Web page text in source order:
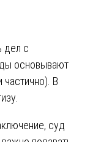
дел с
основывают
В
суд